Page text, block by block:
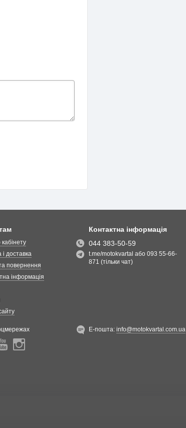
кабінету
доставка
повернення
інформація
Контактна інформація
044 383-50-59
t.me/motokvartal або 093 55-66-
871 (тільки чат)
Е-пошта:info@motokvartal.com.ua